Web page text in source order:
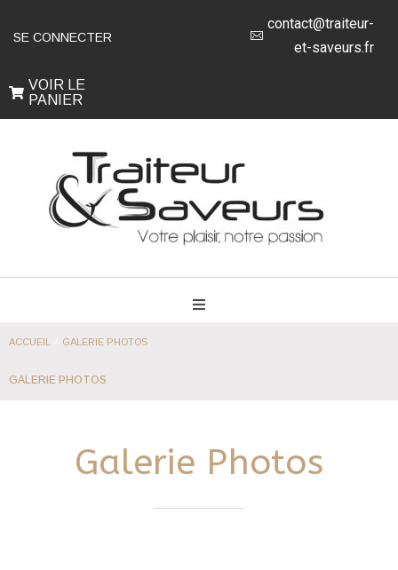
SE CONNECTER
contact@traiteur-
et-saveurs.fr
VOIR LE
PANIER
GALERIE PHOTOS
ACCUEIL GALERIE PHOTOS
Galerie Photos